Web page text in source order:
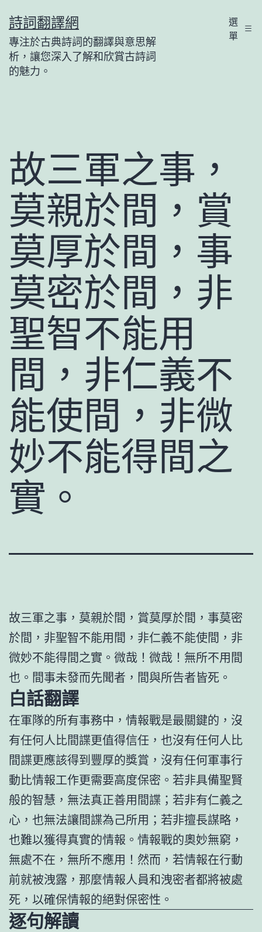
至
主
要
詩詞翻譯網
專注於古典詩詞的翻譯與意思解
析，讓您深入了解和欣賞古詩詞
的魅力。
選
單
故三軍之事，
莫親於間，賞
莫厚於間，事
莫密於間，非
聖智不能用
間，非仁義不
能使間，非微
妙不能得間之
實。
故三軍之事，莫親於間，賞莫厚於間，事莫密
於間，非聖智不能用間，非仁義不能使間，非
微妙不能得間之實。微哉！微哉！無所不用間
也。間事未發而先聞者，間與所告者皆死。
白話翻譯
在軍隊的所有事務中，情報戰是最關鍵的，沒
有任何人比間諜更值得信任，也沒有任何人比
間諜更應該得到豐厚的獎賞，沒有任何軍事行
動比情報工作更需要高度保密。若非具備聖賢
般的智慧，無法真正善用間諜；若非有仁義之
心，也無法讓間諜為己所用；若非擅長謀略，
也難以獲得真實的情報。情報戰的奧妙無窮，
無處不在，無所不應用！然而，若情報在行動
前就被洩露，那麼情報人員和洩密者都將被處
死，以確保情報的絕對保密性。
逐句解讀